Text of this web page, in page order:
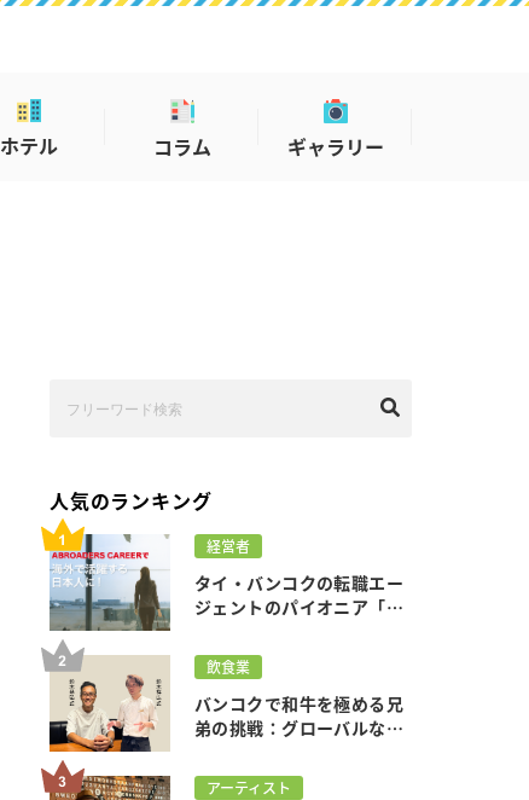
ホテル コラム ギャラリー
人気のランキング
経営者
タイ・バンコクの転職エー
ジェントのパイオニア「ア
ご紹介
飲食業
バンコクで和牛を極める兄
弟の挑戦：グローバルな視
辿る
アーティスト